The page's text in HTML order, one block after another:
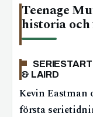
Teenage
historia och
& LAIRD
Kevin Eastman
första